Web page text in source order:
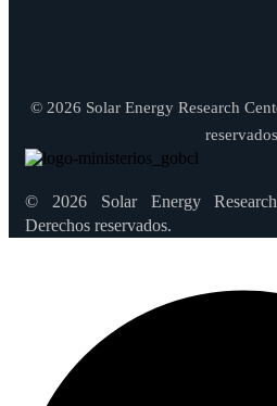
© 2026 Solar Energy Research
© 2026 Solar Energy
Derechos reservados.